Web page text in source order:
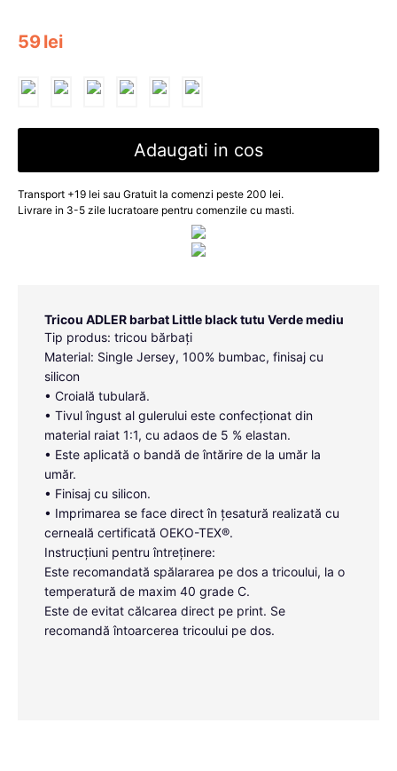
59lei
Adaugati in cos
Transport +19 lei sau Gratuit la comenzi peste 200 lei.
Livrare in 3-5 zile lucratoare pentru comenzile cu masti.
Tricou ADLER barbat Little black tutu Verde mediu
Tip produs: tricou bărbați
Material: Single Jersey, 100% bumbac, finisaj cu
silicon
• Croială tubulară.
• Tivul îngust al gulerului este confecționat din
material raiat 1:1, cu adaos de 5 % elastan.
• Este aplicată o bandă de întărire de la umăr la
umăr.
• Finisaj cu silicon.
• Imprimarea se face direct în țesatură realizată cu
cerneală certificată OEKO-TEX®.
Instrucțiuni pentru întreținere:
Este recomandată spălararea pe dos a tricoului, la o
temperatură de maxim 40 grade C.
Este de evitat călcarea direct pe print. Se
recomandă întoarcerea tricoului pe dos.